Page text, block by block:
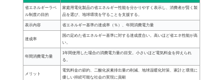
省エネルギーラベ
ル制度の目的
家庭用電化製品の省エネルギー性能を分かりやすく表示し、消費者が賢く製
品を選び、地球環境を守ることを支援する。
表示内容 省エネルギー基準の達成率（％）、年間消費電力量
達成率
国の定めた省エネルギー基準に対する達成度合い。高いほど省エネ性能が高
い。
年間消費電力量
1年間使用した場合の消費電力量の目安。小さいほど電気料金を抑えられ
る。
メリット
電気料金の節約、二酸化炭素排出量の削減、地球温暖化対策、家計と環境に
優しい持続可能な社会の実現に貢献